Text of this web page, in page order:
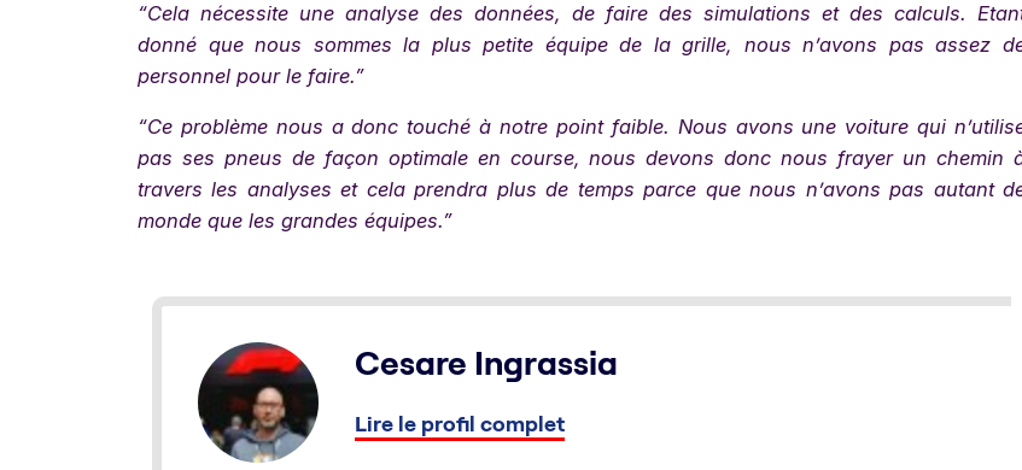
“Cela nécessite une analyse des données, de faire des simulations et des calculs.
donné que nous sommes la plus petite équipe de la grille, nous n’avons pas assez
personnel pour le faire.”
“Ce problème nous a donc touché à notre point faible. Nous avons une voiture qui
pas ses pneus de façon optimale en course, nous devons donc nous frayer un chemin
travers les analyses et cela prendra plus de temps parce que nous n’avons pas autant
monde que les grandes équipes.”
Cesare Ingrassia
Lire le profil complet